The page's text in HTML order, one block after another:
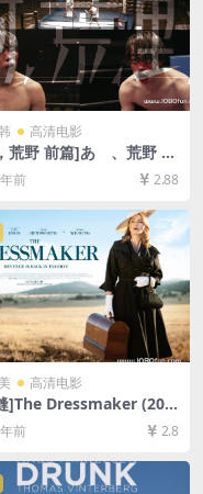
高清电影
荒野 前篇]あゝ、荒野 前
百度网盘+迅雷云盘
1080P超清未删减][MP4/
日语中字]
前 2.88
高清电影
]The Dressmaker (201
度网盘+迅雷云盘资源10
清未删减][MP4/7.5GB]
前 2.8